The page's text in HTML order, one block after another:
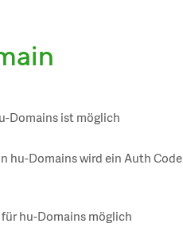
Domains ist möglich
hu-Domains wird ein Auth Code
hu-Domains möglich